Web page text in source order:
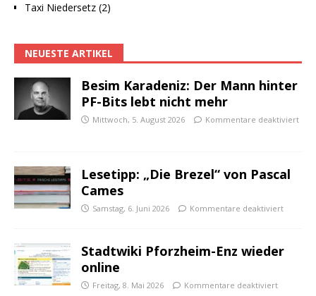
Taxi Niedersetz (2)
NEUESTE ARTIKEL
Besim Karadeniz: Der Mann hinter
PF-Bits lebt nicht mehr
Mittwoch, 5. August 2026 Kommentare deaktiviert
Lesetipp: „Die Brezel“ von Pascal
Cames
Samstag, 6. Juni 2026 Kommentare deaktiviert
Stadtwiki Pforzheim-Enz wieder
online
Freitag, 8. Mai 2026 Kommentare deaktiviert